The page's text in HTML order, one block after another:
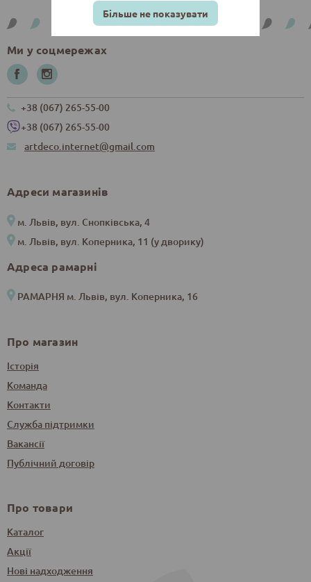
Ми у соцмережах
+38 (067) 265-55-00
+38 (067) 265-55-00
artdeco.internet@gmail.com
Адреси магазинів
м. Львів, вул. Снопківська, 4
м. Львів, вул. Коперника, 11 (у дворику)
Адреса рамарні
РАМАРНЯ м. Львів, вул. Коперника, 16
Про магазин
Історія
Команда
Контакти
Служба підтримки
Вакансії
Публічний договір
Про товари
Каталог
Акції
Нові надходження
Більше не показувати